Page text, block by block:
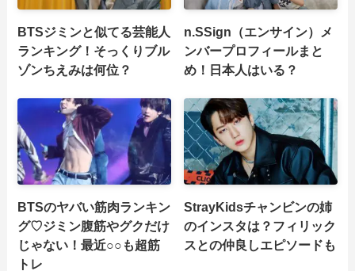
BTSジミンと似てる芸能人
ランキング！そっくりブル
ゾンちえみは何位？
n.SSign（エンサイン）メ
ンバープロフィールまと
め！日本人はいる？
BTSのヤバい筋肉ランキン
グ♡ジミン腹筋やグクだけ
じゃない！最近○○も超筋
トレ
StrayKidsチャンビンの姉
のインスタは？フィリック
スとの仲良しエピソードも